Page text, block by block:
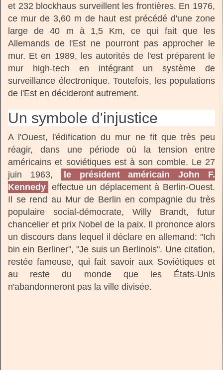
et 232 blockhaus surveillent les frontières. En 1976,
ce mur de 3,60 m de haut est précédé d'une zone
large de 40 m à 1,5 Km, ce qui fait que les
Allemands de l'Est ne pourront pas approcher le
mur. Et en 1989, les autorités de l'est préparent le
mur high-tech en intégrant un système de
surveillance électronique. Toutefois, les populations
de l'Est en décideront autrement.
Un symbole d'injustice
A l'Ouest, l'édification du mur ne fit que très peu
réagir, dans une période où la tension entre
américains et soviétiques est à son comble. Le 27
juin 1963,
le président américain John F.
Kennedy effectue un déplacement à Berlin-Ouest.
Il se rend au Mur de Berlin en compagnie du très
populaire social-démocrate, Willy Brandt, futur
chancelier et prix Nobel de la paix. Il prononce alors
un discours dans lequel il déclare en allemand: "Ich
bin ein Berliner", "Je suis un Berlinois". Une citation,
restée fameuse, qui fait savoir aux Soviétiques et
au reste du monde que les États-Unis
n'abandonneront pas la ville divisée.